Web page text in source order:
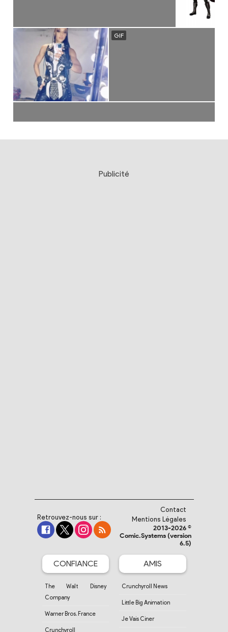
Publicité
Retrouvez-nous sur :
Contact
Mentions Légales
2013-2026 ©
Comic.Systems (version
6.5)
CONFIANCE
The Walt Disney
Company
Warner Bros. France
Crunchyroll
AMIS
Crunchyroll News
Little Big Animation
Je Vais Ciner